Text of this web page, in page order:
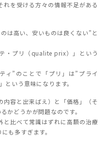
を受ける方々の情報不足がある
は高い、安いものは良くない”と
・プリ（qualite prix）」という
ィ”のことで「プリ」は”プライ
という意味になります。
容と出来ばえ）と「価格」（そ
かどうかが問題なのです。
と比べて常識はずれに高額の治療
も多すぎます。